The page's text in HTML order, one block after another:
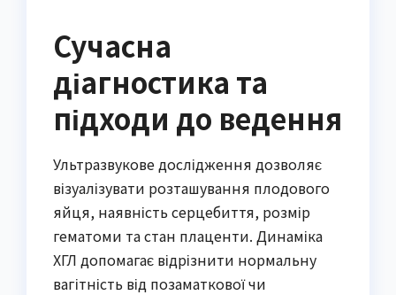
Сучасна
діагностика та
підходи до ведення
Ультразвукове дослідження дозволяє
візуалізувати розташування плодового
яйця, наявність серцебиття, розмір
гематоми та стан плаценти. Динаміка
ХГЛ допомагає відрізнити нормальну
вагітність від позаматкової чи